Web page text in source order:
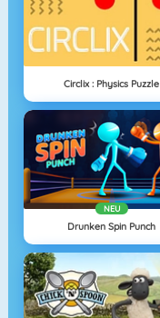
Circlix : Physics Puzzle
NEU
Drunken Spin Punch